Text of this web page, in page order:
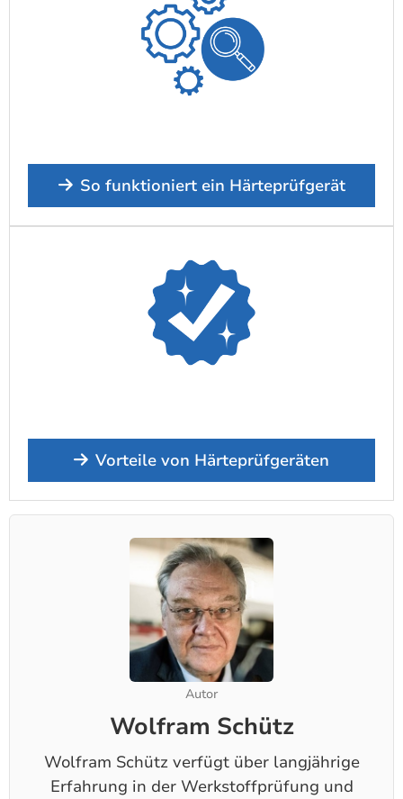
So funktioniert ein Härteprüfgerät
Vorteile von Härteprüfgeräten
Autor
Wolfram Schütz
Wolfram Schütz verfügt über langjährige
Erfahrung in der Werkstoffprüfung und